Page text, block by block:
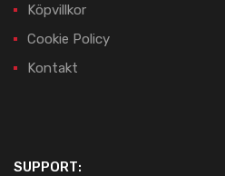
Köpvillkor
Cookie Policy
Kontakt
SUPPORT: